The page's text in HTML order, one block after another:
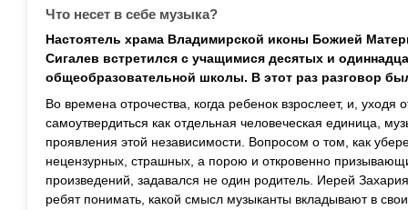
Что несет в себе музыка?
Настоятель храма Владимирской иконы Божией
Сигалев встретился с учащимися десятых и
общеобразовательной школы. В этот раз разговор
Во времена отрочества, когда ребенок взрослеет, и, уходя
самоутвердиться как отдельная человеческая единица,
проявления этой независимости. Вопросом о том, как
нецензурных, страшных, а порою и откровенно
произведений, задавался не один родитель. Иерей
ребят понимать, какой смысл музыканты вкладывают в